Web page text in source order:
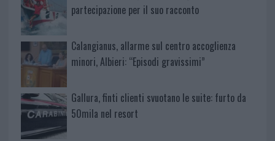
partecipazione per il suo racconto
Calangianus, allarme sul centro accoglienza
minori, Albieri: “Episodi gravissimi”
Gallura, finti clienti svuotano le suite: furto da
50mila nel resort